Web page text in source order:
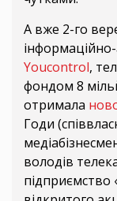
А вже 2-го
Youcontrol,
фондом 8
отримала
Годи
володів
підприємство